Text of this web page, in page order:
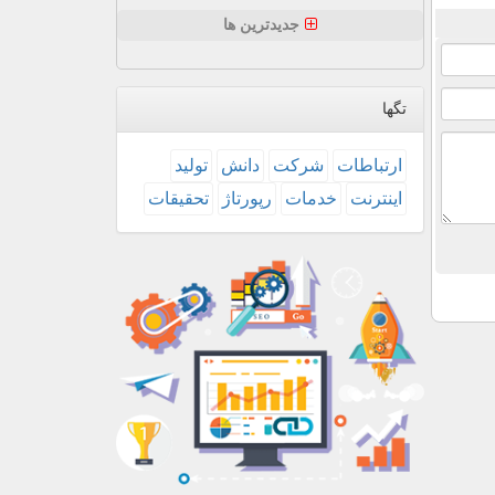
جدیدترین ها
تگها
ارتباطات شركت دانش
تولید
اینترنت
خدمات رپورتاژ تحقیقات